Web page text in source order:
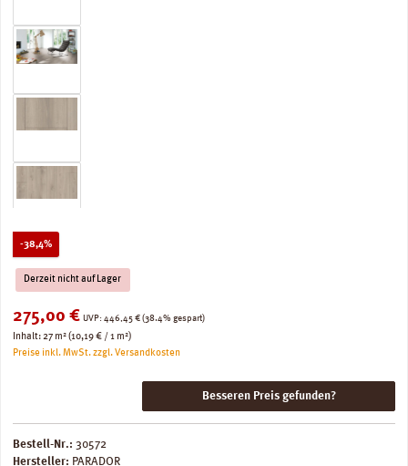
-38,4%Rabatt
Derzeit nicht auf Lager
Verkaufspreis:
275,00 € UVP: Regulärer Preis:
446,45 € (38.4% gespart)
Inhalt:27 m²(10,19 € / 1 m²)
Preise inkl. MwSt. zzgl. Versandkosten
Besseren Preis gefunden?
Bestell-Nr.: 30572
Hersteller: PARADOR